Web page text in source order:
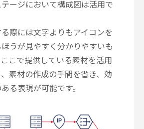
ージにおいて構成図は活用で
際には文字よりもアイコンを
うが見やすく分かりやすいも
こで提供している素材を活用
素材の作成の手間を省き、効
る表現が可能です。